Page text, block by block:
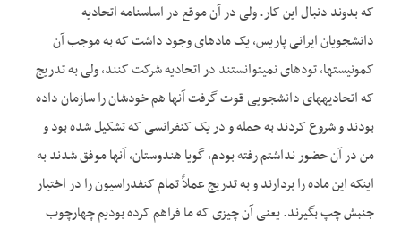
که بدوند دنبال این کار. ولی در آن موقع در اساسنامه اتحادیه
دانشجویان ایرانی پاریس، یک ماده­ای وجود داشت که به موجب آن
کمونیست­ها، توده­ای نمی­توانستند در اتحادیه شرکت کنند، ولی به تدریج
که اتحادیه­های دانشجویی قوت گرفت آنها هم خودشان را سازمان داده
بودند و شروع کردند به حمله و در یک کنفرانسی که تشکیل شده بود و
من در آن حضور نداشتم رفته بودم، گویا هندوستان، آنها موفق شدند به
اینکه این ماده را بردارند و به تدریج عملاً تمام کنفدراسیون را در اختیار
جنبش چپ بگیرند. یعنی آن چیزی که ما فراهم کرده بودیم چهارچوب